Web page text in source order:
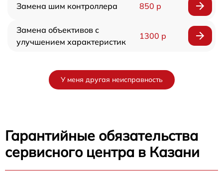
Замена шим контроллера 850 р
Замена объективов с
улучшением характеристик
1300 р
У меня другая неисправность
Гарантийные обязательства
сервисного центра в Казани